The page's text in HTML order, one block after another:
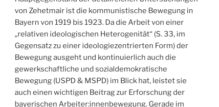
von Zehetmair ist die kommunistische Bewegung in
Bayern von 1919 bis 1923. Da die Arbeit von einer
„relativen ideologischen Heterogenität“ (S. 33, im
Gegensatz zu einer ideologiezentrierten Form) der
Bewegung ausgeht und kontinuierlich auch die
gewerkschaftliche und sozialdemokratische
Bewegung (USPD & MSPD) im Blick hat, leistet sie
auch einen wichtigen Beitrag zur Erforschung der
bayerischen Arbeiter:innenbewegung. Gerade im